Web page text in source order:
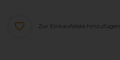
Zur Einkaufsliste hinzufügen